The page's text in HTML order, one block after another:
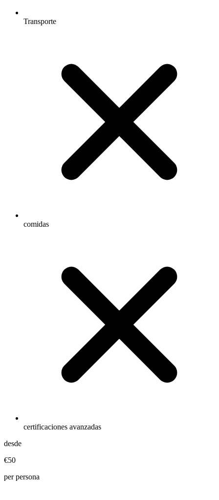
Transporte
comidas
certificaciones avanzadas
desde
€50
per persona